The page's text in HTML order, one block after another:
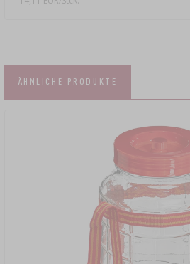
ÄHNLICHE PRODUKTE